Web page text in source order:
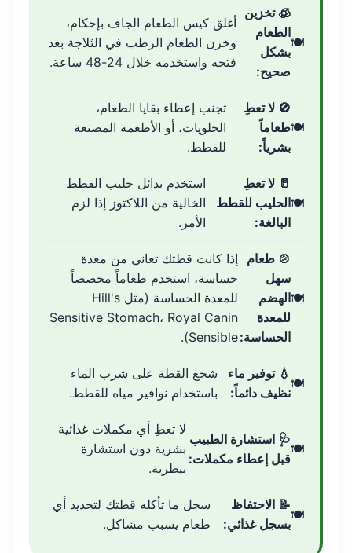
🧊 تخزين
الطعام
بشكل
صحيح:
أغلق كيس الطعام الجاف بإحكام،
وخزن الطعام الرطب في الثلاجة بعد
فتحه واستخدمه خلال 24-48 ساعة.
🚫 لا تعطِ
طعاماً
بشرياً:
تجنب إعطاء بقايا الطعام،
الحلويات، أو الأطعمة المصنعة
للقطط.
🥛 لا تعطِ
الحليب للقطط
البالغة:
استخدم بدائل حليب القطط
الخالية من اللاكتوز إذا لزم
الأمر.
🍲 طعام
سهل
الهضم
للمعدة
الحساسة:
إذا كانت قطتك تعاني من معدة
حساسة، استخدم طعاماً مخصصاً
للمعدة الحساسة (مثل Hill's
Sensitive Stomach، Royal Canin
Sensible).
💧 توفير ماء
نظيف دائماً:
شجع القطة على شرب الماء
باستخدام نوافير مياه للقطط.
🩺 استشارة الطبيب
قبل إعطاء مكملات:
لا تعطِ أي مكملات غذائية
بشرية دون استشارة
بيطرية.
📝 الاحتفاظ
بسجل غذائي:
سجل ما تأكله قطتك لتحديد أي
طعام يسبب مشاكل.